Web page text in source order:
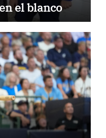
el blanco